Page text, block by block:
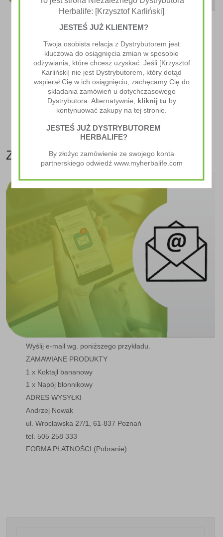
naszym sklepie internetowymwww.zdrowediety.pl
Jeżeli jesteś już naszym klientem to pamiętaj, aby
uprzednio sięZALOGOWAĆ
Jeżeli jesteś pierwszy raz na naszej stronie to
polecamyREJESTRACJĘ.
Rejestracja daje klientom dostęp do promocji, które
są dostępne tylko dla zarejestrowanych
użytkowników. Dodatkowo, jako zarejestrowany
klient, będziesz miał możliwość śledzenia swoich
zamówień oraz łatwiejszą obsługę.
ZAMÓWIENIE E-MAIL
Wyślij e-mail wg. poniższego przykładu.
ZAMAWIANE PRODUKTY
1 x Koktajl bananowy
1 x Napój błonnikowy
ADRES WYSYŁKI
Andrzej Nowak
ul. Wrocławska 27/1, 61-837 Poznań
tel. 505 258 333
FORMA PŁATNOŚCI (Pobranie)
Herbalife: [Krzysztof Karliński]
JESTEŚ JUŻ KLIENTEM?
Twoja osobista relacja z Dystrybutorem jest
kluczowa do osiągnięcia zmian w sposobie
odżywiania, które chcesz uzyskać. Jeśli [Krzysztof
Karliński] nie jest Dystrybutorem, który dotąd
wspierał Cię w ich osiągnięciu, zachęcamy Cię do
składania zamówień u dotychczasowego
Dystrybutora. Alternatywnie, kliknij tu by
kontynuować zakupy na tej stronie.
JESTEŚ JUŻ DYSTRYBUTOREM
HERBALIFE?
By złożyc zamówienie ze swojego konta
partnerskiego odwiedź www.myherbalife.com